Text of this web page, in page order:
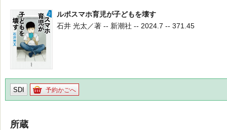
ルポスマホ育児が子どもを壊す
石井 光太／著 -- 新潮社 -- 2024.7 -- 371.45
SDI 予約かごへ
所蔵